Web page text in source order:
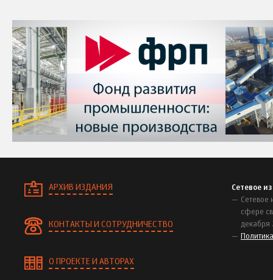
АРХИВ ИЗДАНИЯ
КОНТАКТЫ И СОТРУДНИЧЕСТВО
О ПРОЕКТЕ И АВТОРАХ
Сетевое
Сетевое
сфере
декабря